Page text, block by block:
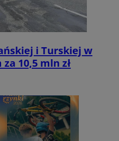
i Turskiej w
10,5 mln zł